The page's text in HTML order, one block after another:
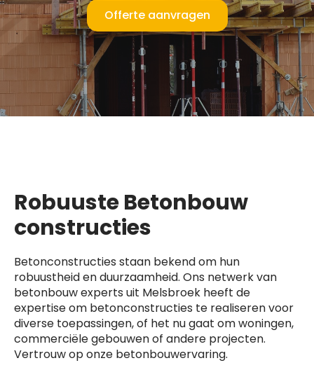
Offerte aanvragen
Robuuste Betonbouw
constructies
Betonconstructies staan bekend om hun
robuustheid en duurzaamheid. Ons netwerk van
betonbouw experts uit Melsbroek heeft de
expertise om betonconstructies te realiseren voor
diverse toepassingen, of het nu gaat om woningen,
commerciële gebouwen of andere projecten.
Vertrouw op onze betonbouwervaring.